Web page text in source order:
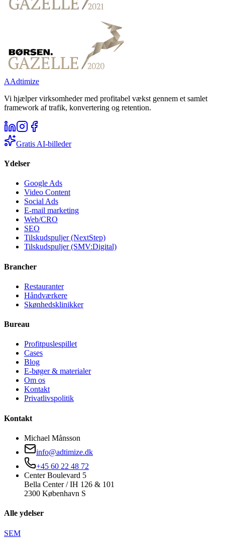
AAdtimize
Vi hjælper virksomheder med profitabel vækst gennem et samlet
framework af trafik, konvertering og retention.
Gratis AI-billeder
Ydelser
Google Ads
Video Content
Social Ads
E-mail marketing
Web/CRO
SEO
Tilskudspuljer (NextStep)
Tilskudspuljer (SMV:Digital)
Brancher
Restauranter
Håndværkere
Skønhedsklinikker
Bureau
Profitpuslespillet
Cases
Blog
E-bøger & materialer
Om os
Kontakt
Privatlivspolitik
Kontakt
Michael Månsson
info@adtimize.dk
+45 60 22 48 72
Center Boulevard 5
Bella Center / IH 126 & 101
2300 København S
Alle ydelser
SEM